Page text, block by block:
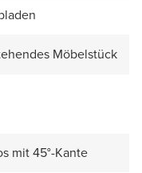
Möbelstück
mit 45°-Kante